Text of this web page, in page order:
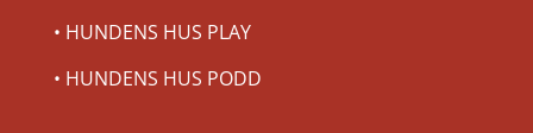
• HUNDENS HUS PLAY
• HUNDENS HUS PODD